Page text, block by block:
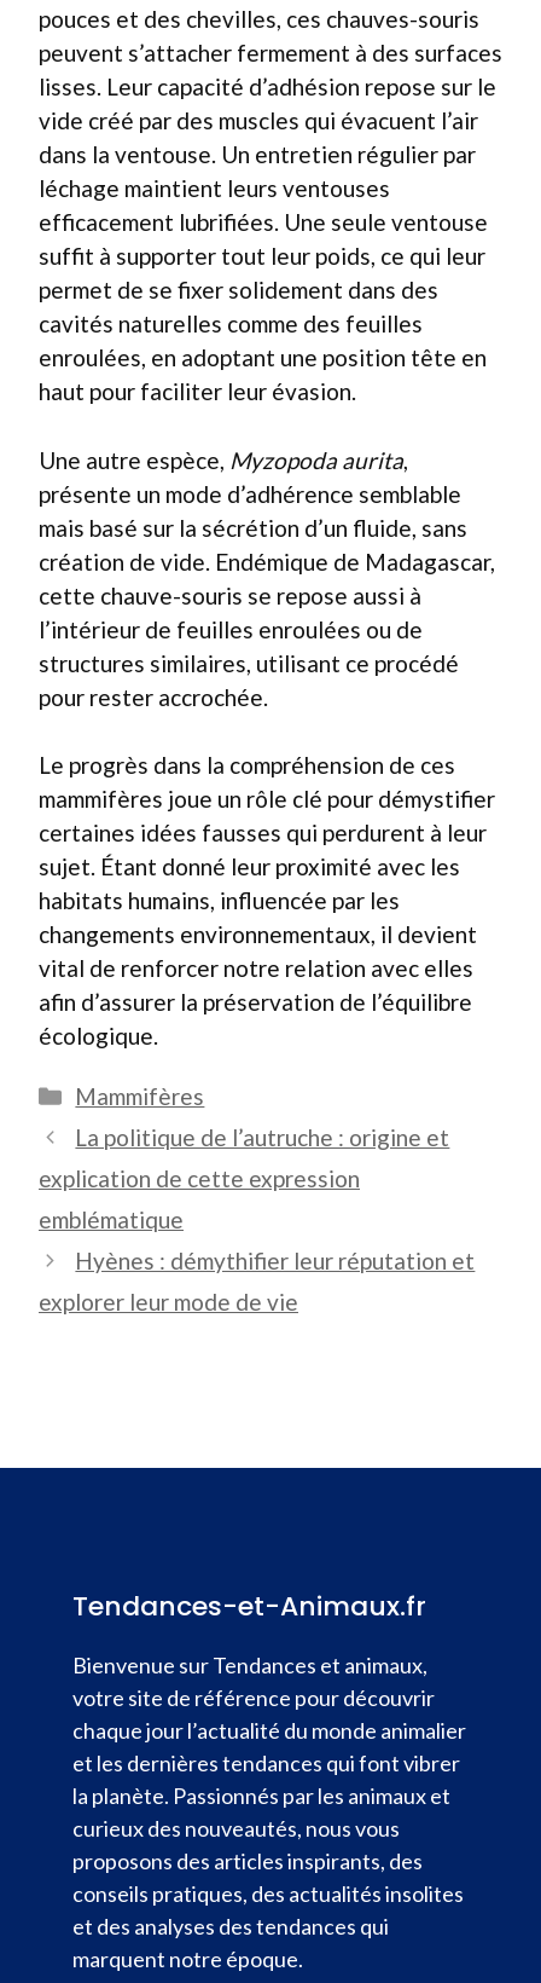
pouces et des chevilles, ces chauves-souris
peuvent s’attacher fermement à des surfaces
lisses. Leur capacité d’adhésion repose sur le
vide créé par des muscles qui évacuent l’air
dans la ventouse. Un entretien régulier par
léchage maintient leurs ventouses
efficacement lubrifiées. Une seule ventouse
suffit à supporter tout leur poids, ce qui leur
permet de se fixer solidement dans des
cavités naturelles comme des feuilles
enroulées, en adoptant une position tête en
haut pour faciliter leur évasion.
Une autre espèce, Myzopoda aurita,
présente un mode d’adhérence semblable
mais basé sur la sécrétion d’un fluide, sans
création de vide. Endémique de Madagascar,
cette chauve-souris se repose aussi à
l’intérieur de feuilles enroulées ou de
structures similaires, utilisant ce procédé
pour rester accrochée.
Le progrès dans la compréhension de ces
mammifères joue un rôle clé pour démystifier
certaines idées fausses qui perdurent à leur
sujet. Étant donné leur proximité avec les
habitats humains, influencée par les
changements environnementaux, il devient
vital de renforcer notre relation avec elles
afin d’assurer la préservation de l’équilibre
écologique.
Catégories
Mammifères
La politique de l’autruche : origine et
explication de cette expression
emblématique
Hyènes : démythifier leur réputation et
explorer leur mode de vie
Tendances-et-Animaux.fr
Bienvenue sur Tendances et animaux,
votre site de référence pour découvrir
chaque jour l’actualité du monde animalier
et les dernières tendances qui font vibrer
la planète. Passionnés par les animaux et
curieux des nouveautés, nous vous
proposons des articles inspirants, des
conseils pratiques, des actualités insolites
et des analyses des tendances qui
marquent notre époque.